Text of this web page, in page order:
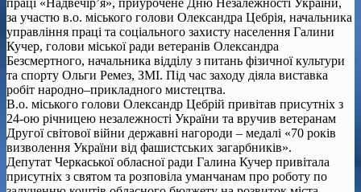
праці «Надвечір’я», приурочене Дню Незалежності України,
за участю в.о. міського голови Олександра Цебрія, начальника
управління праці та соціального захисту населення Галини
Кучер, голови міської ради ветеранів Олександра
Безсмертного, начальника відділу з питань фізичної культури
та спорту Ольги Ремез, ЗМІ. Під час заходу діяла виставка
робіт народно–прикладного мистецтва.
В.о. міського голови Олександр Цебрій привітав присутніх з
24-ою річницею незалежності України та вручив ветеранам
Другої світової війни державні нагороди – медалі «70 років
визволення України від фашистських загарбників».
Депутат Черкаської обласної ради Галина Кучер привітала
присутніх з святом та розповіла уманчанам про роботу по